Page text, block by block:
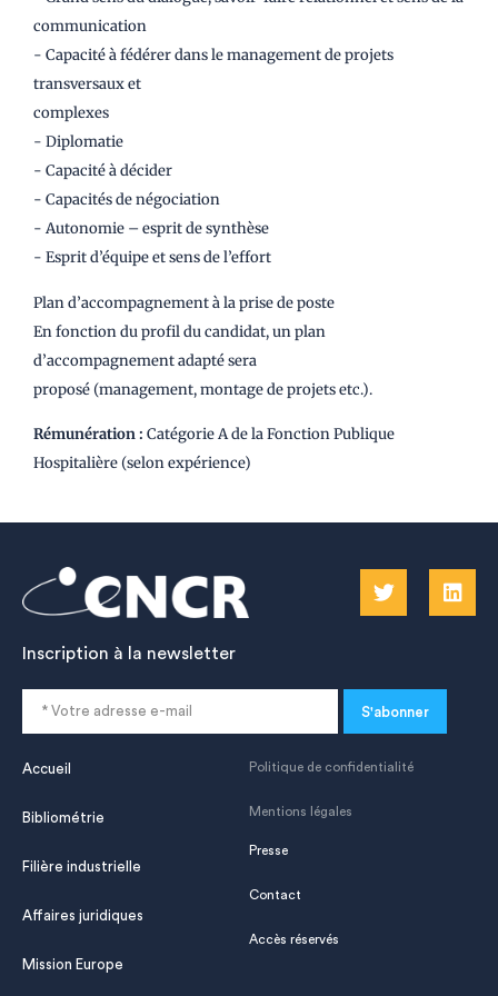
communication
- Capacité à fédérer dans le management de projets
transversaux et
complexes
- Diplomatie
- Capacité à décider
- Capacités de négociation
- Autonomie – esprit de synthèse
- Esprit d’équipe et sens de l’effort
Plan d’accompagnement à la prise de poste
En fonction du profil du candidat, un plan
d’accompagnement adapté sera
proposé (management, montage de projets etc.).
Rémunération : Catégorie A de la Fonction Publique
Hospitalière (selon expérience)
Politique de confidentialité
Mentions légales
Presse
Contact
Accès réservés
Accueil
Bibliométrie
Filière industrielle
Affaires juridiques
Mission Europe
Inscription à la newsletter
S'abonner